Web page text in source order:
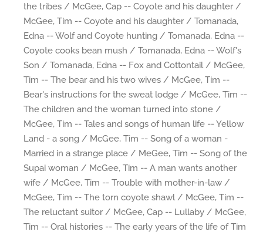
the tribes / McGee, Cap -- Coyote and his daughter /
McGee, Tim -- Coyote and his daughter / Tomanada,
Edna -- Wolf and Coyote hunting / Tomanada, Edna --
Coyote cooks bean mush / Tomanada, Edna -- Wolf's
Son / Tomanada, Edna -- Fox and Cottontail / McGee,
Tim -- The bear and his two wives / McGee, Tim --
Bear's instructions for the sweat lodge / McGee, Tim --
The children and the woman turned into stone /
McGee, Tim -- Tales and songs of human life -- Yellow
Land - a song / McGee, Tim -- Song of a woman -
Married in a strange place / MeGee, Tim -- Song of the
Supai woman / McGee, Tim -- A man wants another
wife / McGee, Tim -- Trouble with mother-in-law /
McGee, Tim -- The torn coyote shawl / McGee, Tim --
The reluctant suitor / McGee, Cap -- Lullaby / McGee,
Tim -- Oral histories -- The early years of the life of Tim